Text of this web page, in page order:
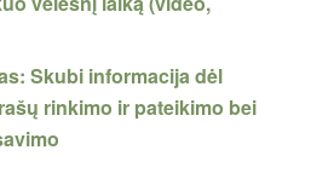
Skubi informacija dėl
rinkimo ir pateikimo bei